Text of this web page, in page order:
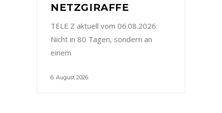
NETZGIRAFFE
TELE Z aktuell vom 06.08.2026:
Nicht in 80 Tagen, sondern an
einem
6. August 2026